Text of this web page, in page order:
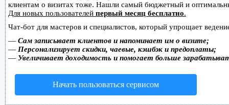
клиентам о визитах тоже. Нашли самый бюджетный и
Для новых пользователей первый месяц бесплатно.
Чат-бот для мастеров и специалистов, который упрощает
— Сам записывает клиентов и напоминает им о визите;
— Персонализирует скидки, чаевые, кэшбэк и предоплаты;
— Увеличивает доходимость и помогает больше
Начать пользоваться сервисом